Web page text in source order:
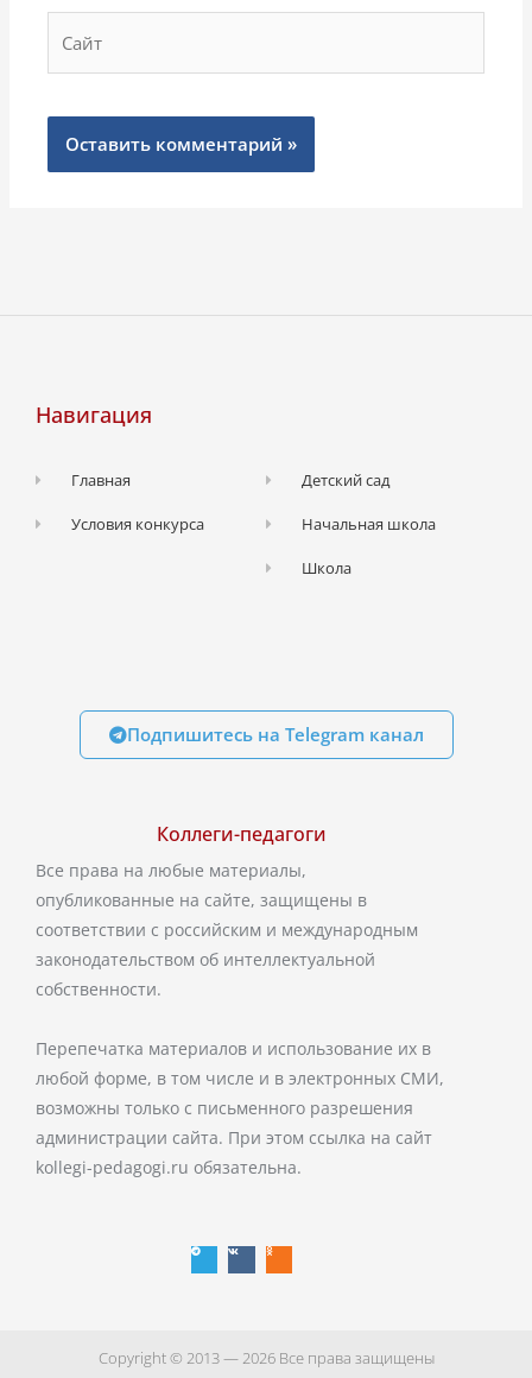
Навигация
Главная
Условия конкурса
Детский сад
Начальная школа
Школа
Подпишитесь на Telegram канал
Коллеги-педагоги
Все права на любые материалы,
опубликованные на сайте, защищены в
соответствии с российским и международным
законодательством об интеллектуальной
собственности.
Перепечатка материалов и использование их в
любой форме, в том числе и в электронных СМИ,
возможны только с письменного разрешения
администрации сайта. При этом ссылка на сайт
kollegi-pedagogi.ru обязательна.
Copyright © 2013 — 2026 Все права защищены